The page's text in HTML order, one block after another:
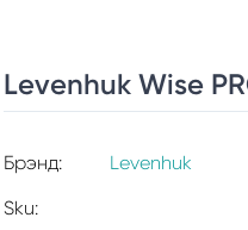
Levenhuk Wise
Брэнд:
Levenhuk
Sku: